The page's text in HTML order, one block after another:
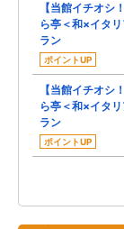
【当館イチオ
ら亭＜和×イタ
ラン
ポイントUP
【当館イチオ
ら亭＜和×イタ
ラン
ポイントUP